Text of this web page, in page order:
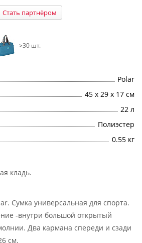
Стать партнёром
>30 шт.
Polar
45 х 29 х 17 см
22 л
Полиэстер
0.55 кг
кладь.
Сумка универсальная для спорта.
-внутри большой открытый
Два кармана спереди и сзади
см.